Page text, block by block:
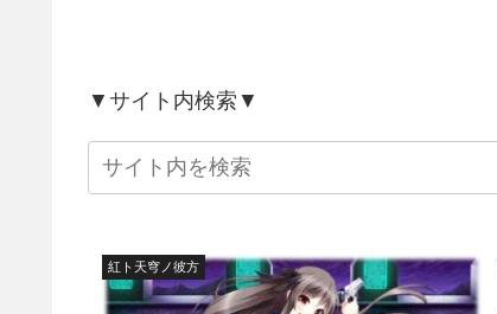
▼サイト内検索▼
紅ト天穹ノ彼方